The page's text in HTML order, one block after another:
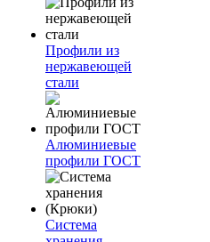
Профили из
нержавеющей
стали
Алюминиевые
профили ГОСТ
Система